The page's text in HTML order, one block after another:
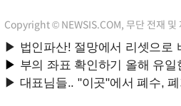
Copyright © NEWSIS.COM, 무단 전재 및